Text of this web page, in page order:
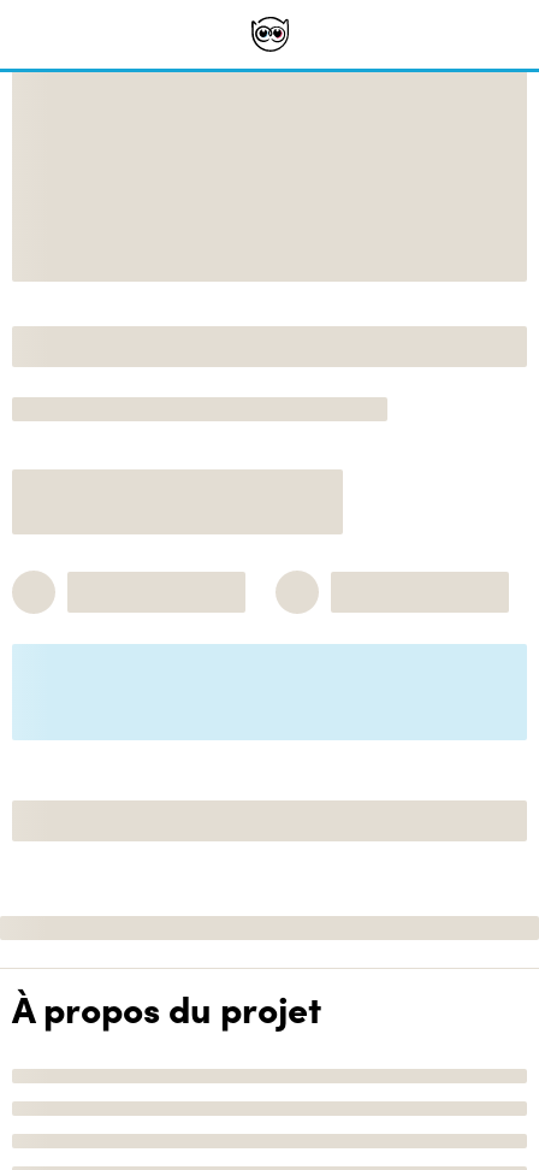
À propos du projet